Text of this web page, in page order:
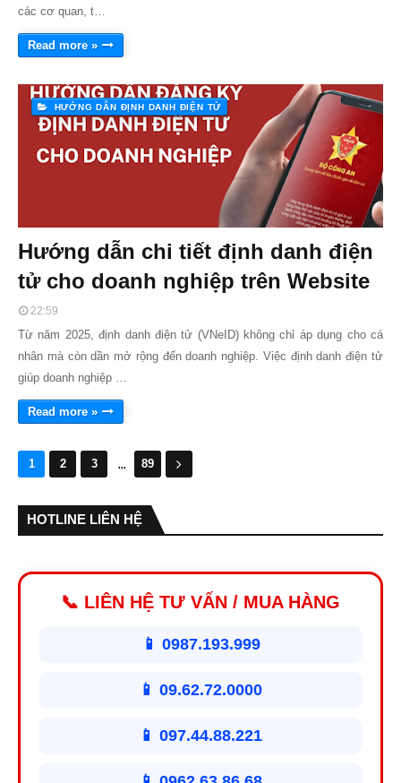
các cơ quan, t…
Read more »
HƯỚNG DẪN ĐỊNH DANH ĐIỆN TỬ
Hướng dẫn chi tiết định danh điện
tử cho doanh nghiệp trên Website
22:59
Từ năm 2025, định danh điện tử (VNeID) không chỉ áp dụng cho cá
nhân mà còn dần mở rộng đến doanh nghiệp. Việc định danh điện tử
giúp doanh nghiệp …
Read more »
1 2 3 ... 89
HOTLINE LIÊN HỆ
📞 LIÊN HỆ TƯ VẤN / MUA HÀNG
📱 0987.193.999
📱 09.62.72.0000
📱 097.44.88.221